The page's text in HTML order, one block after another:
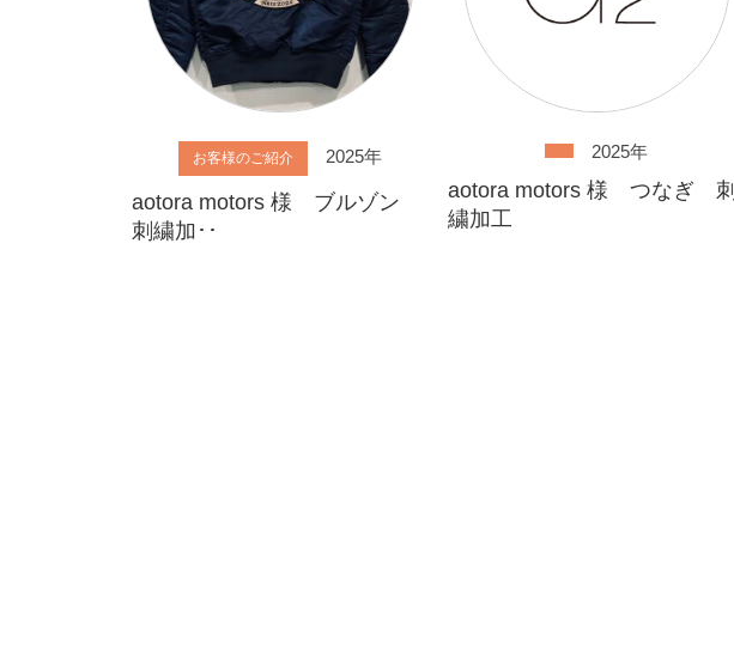
お客様のご紹介 2025年
aotora motors 様 ブルゾン
刺繍加･･
2025年
aotora motors 様 つなぎ 刺
繍加工